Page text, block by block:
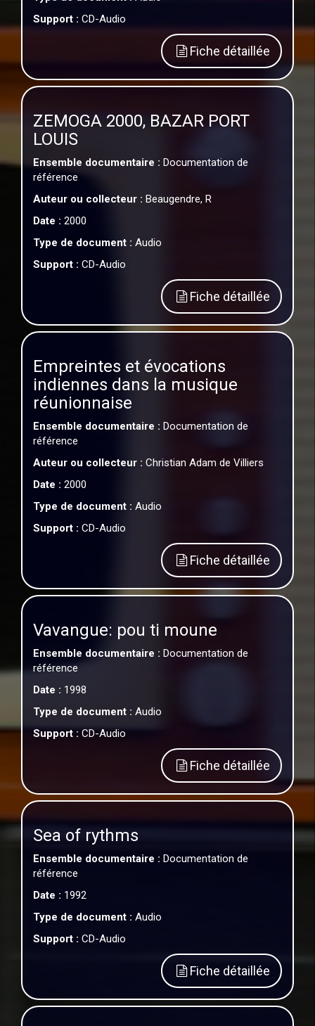
Support : CD-Audio
Fiche détaillée
ZEMOGA 2000, BAZAR PORT
LOUIS
Ensemble documentaire : Documentation de
référence
Auteur ou collecteur : Beaugendre, R
Date : 2000
Type de document : Audio
Support : CD-Audio
Fiche détaillée
Empreintes et évocations
indiennes dans la musique
réunionnaise
Ensemble documentaire : Documentation de
référence
Auteur ou collecteur : Christian Adam de Villiers
Date : 2000
Type de document : Audio
Support : CD-Audio
Fiche détaillée
Vavangue: pou ti moune
Ensemble documentaire : Documentation de
référence
Date : 1998
Type de document : Audio
Support : CD-Audio
Fiche détaillée
Sea of rythms
Ensemble documentaire : Documentation de
référence
Date : 1992
Type de document : Audio
Support : CD-Audio
Fiche détaillée